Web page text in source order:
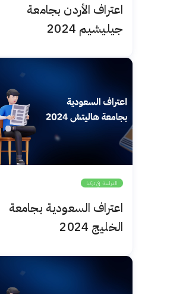
اعتراف الأردن بجامعة
جيليشيم 2024
الدراسة في تركيا
اعتراف السعودية بجامعة
الخليج 2024